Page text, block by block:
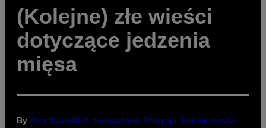
(Kolejne) złe wieści
dotyczące jedzenia
mięsa
By Alex Swerdloff, tłumaczenie Patrycja Śmiechowska